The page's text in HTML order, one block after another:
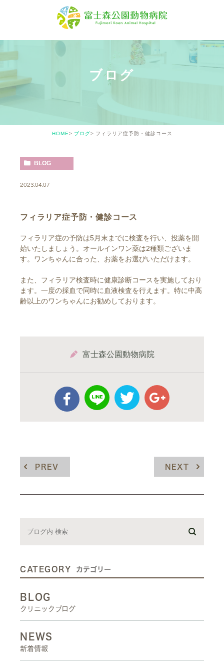
ブログ
HOME ブログ フィラリア症予防・健診コース
BLOG
2023.04.07
フィラリア症予防・健診コース
フィラリア症の予防は5月末までに検査を行い、投薬を開
始いたしましょう。オールインワン薬は2種類ございま
す。ワンちゃんに合った、お薬をお選びいただけます。
また、フィラリア検査時に健康診断コースを実施しており
ます。一度の採血で同時に血液検査を行えます。特に中高
齢以上のワンちゃんにお勧めしております。
富士森公園動物病院
PREV NEXT
CATEGORY カテゴリー
BLOG
クリニックブログ
NEWS
新着情報